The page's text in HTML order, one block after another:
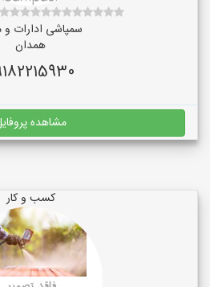
سمپاشی ادارات و
همدان
مشاهده
کسب و کار